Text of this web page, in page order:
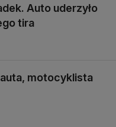
Auto uderzyło
tira
motocyklista